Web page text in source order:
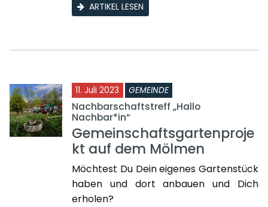
ARTIKEL LESEN
11. Juli 2023 GEMEINDE
Nachbarschaftstreff „Hallo
Nachbar*in“
Gemeinschaftsgartenproje
kt auf dem Mölmen
Möchtest Du Dein eigenes Gartenstück
haben und dort anbauen und Dich
erholen?